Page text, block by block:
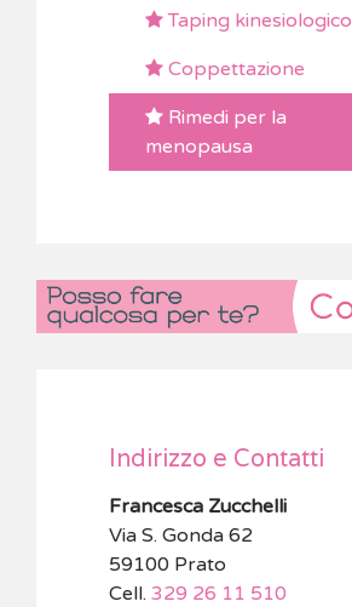
Taping kinesiologico
Coppettazione
Rimedi per la
menopausa
Indirizzo e Contatti
Francesca Zucchelli
Via S. Gonda 62
59100 Prato
Cell. 329 26 11 510